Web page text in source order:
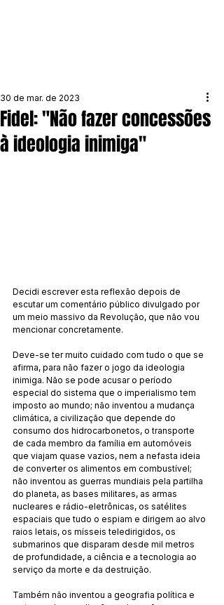
Fidel: "Não fazer concessões
à ideologia inimiga"
30 de mar. de 2023
Decidi escrever esta reflexão depois de
escutar um comentário público divulgado por
um meio massivo da Revolução, que não vou
mencionar concretamente.
Deve-se ter muito cuidado com tudo o que se
afirma, para não fazer o jogo da ideologia
inimiga. Não se pode acusar o período
especial do sistema que o imperialismo tem
imposto ao mundo; não inventou a mudança
climática, a civilização que depende do
consumo dos hidrocarbonetos, o transporte
de cada membro da família em automóveis
que viajam quase vazios, nem a nefasta ideia
de converter os alimentos em combustível;
não inventou as guerras mundiais pela partilha
do planeta, as bases militares, as armas
nucleares e rádio-eletrônicas, os satélites
espaciais que tudo o espiam e dirigem ao alvo
raios letais, os mísseis teledirigidos, os
submarinos que disparam desde mil metros
de profundidade, a ciência e a tecnologia ao
serviço da morte e da destruição.
Também não inventou a geografia política e